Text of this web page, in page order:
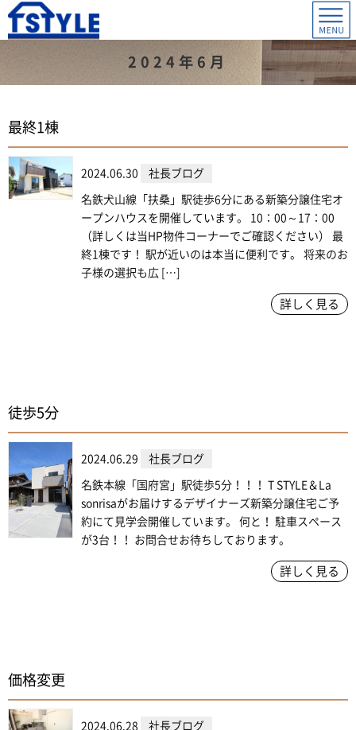
2024年6月
最終1棟
2024.06.30 社長ブログ
名鉄犬山線「扶桑」駅徒歩6分にある新築分譲住宅オ
ープンハウスを開催しています。 10：00～17：00
（詳しくは当HP物件コーナーでご確認ください） 最
終1棟です！ 駅が近いのは本当に便利です。 将来のお
子様の選択も広 […]
詳しく見る
徒歩5分
2024.06.29 社長ブログ
名鉄本線「国府宮」駅徒歩5分！！！ T STYLE＆La
sonrisaがお届けするデザイナーズ新築分譲住宅ご予
約にて見学会開催しています。 何と！ 駐車スペース
が3台！！ お問合せお待ちしております。
詳しく見る
価格変更
2024.06.28 社長ブログ